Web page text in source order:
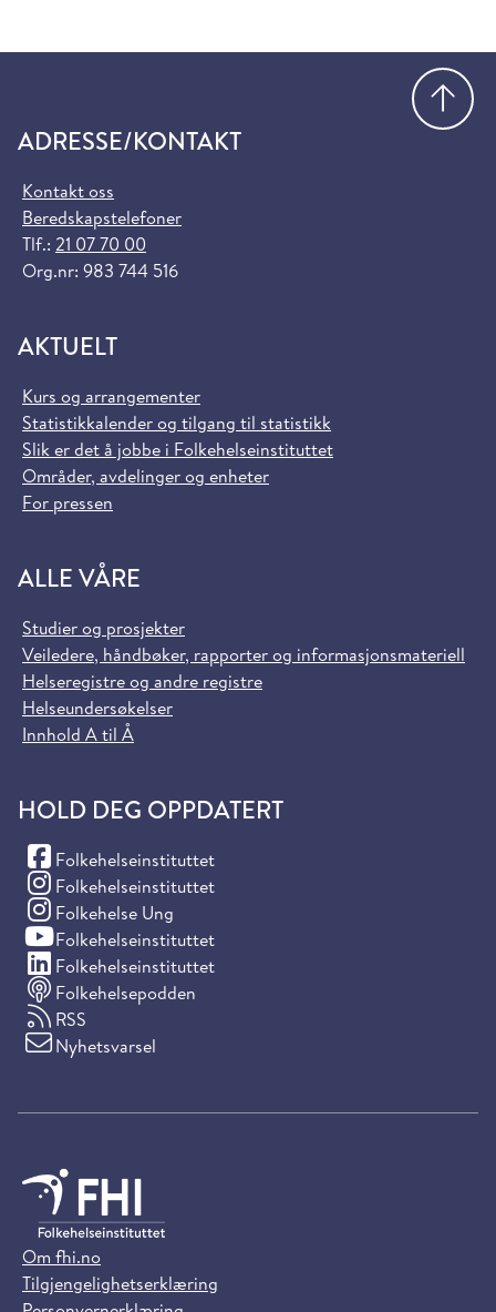
ADRESSE/KONTAKT
Kontakt oss
Beredskapstelefoner
Tlf.: 21 07 70 00
Org.nr: 983 744 516
AKTUELT
Kurs og arrangementer
Statistikkalender og tilgang til statistikk
Slik er det å jobbe i Folkehelseinstituttet
Områder, avdelinger og enheter
For pressen
ALLE VÅRE
Studier og prosjekter
Veiledere, håndbøker, rapporter og informasjonsmateriell
Helseregistre og andre registre
Helseundersøkelser
Innhold A til Å
HOLD DEG OPPDATERT
Folkehelseinstituttet
(Facebook)
Folkehelseinstituttet
(Instagram)
Folkehelse Ung
(Instagram)
Folkehelseinstituttet
(YouTube)
Folkehelseinstituttet
(LinkedIn)
Folkehelsepodden
RSS
Nyhetsvarsel
Om fhi.no
Tilgjengelighetserklæring